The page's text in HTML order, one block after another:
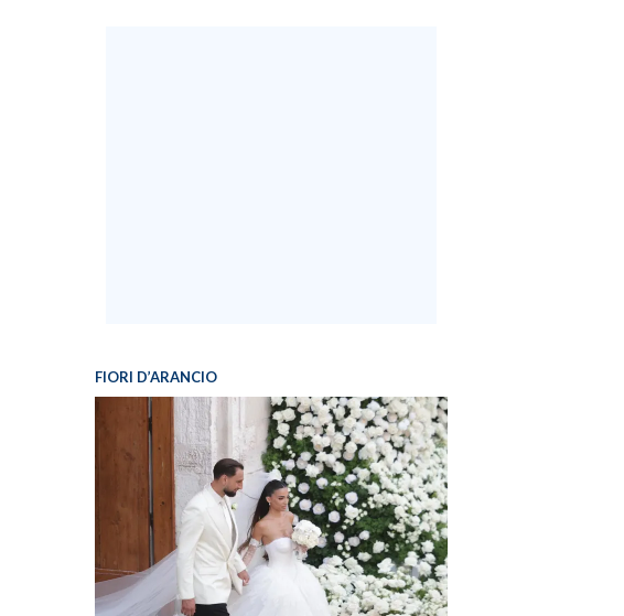
FIORI D’ARANCIO